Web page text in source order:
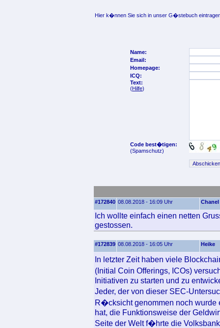
Hier k�nnen Sie sich in unser G�stebuch
Name:
Email:
Homepage:
ICQ:
Text:
(Hilfe)
Code best�tigen:
(Spamschutz)
#172840 08.08.2018 - 16:09 Uhr Chanel
Ich wollte einfach einen netten
gestossen.
#172839 08.08.2018 - 16:05 Uhr Heike
In letzter Zeit haben viele
(Initial Coin Offerings, ICOs)
Initiativen zu starten und zu
Jeder, der von dieser SEC-
R�cksicht genommen noch wurde
hat, die Funktionsweise der
Seite der Welt f�hrte die